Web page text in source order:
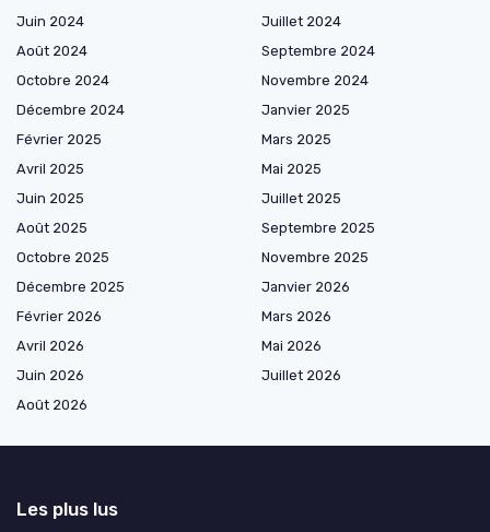
Juin 2024
Juillet 2024
Août 2024
Septembre 2024
Octobre 2024
Novembre 2024
Décembre 2024
Janvier 2025
Février 2025
Mars 2025
Avril 2025
Mai 2025
Juin 2025
Juillet 2025
Août 2025
Septembre 2025
Octobre 2025
Novembre 2025
Décembre 2025
Janvier 2026
Février 2026
Mars 2026
Avril 2026
Mai 2026
Juin 2026
Juillet 2026
Août 2026
Les plus lus